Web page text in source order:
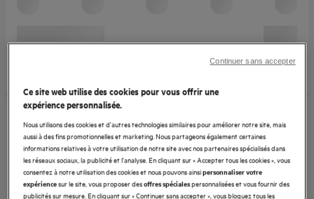
Ce site web utilise des cookies pour vous offrir une
expérience personnalisée.
Nous utilisons des cookies et d'autres technologies similaires pour améliorer notre site, mais
aussi à des fins promotionnelles et marketing. Nous partageons également certaines
informations relatives à votre utilisation de notre site avec nos partenaires spécialisés dans
les réseaux sociaux, la publicité et l'analyse. En cliquant sur « Accepter tous les cookies », vous
consentez à notre utilisation des cookies et nous pouvons ainsipersonnaliser votre
expériencesur le site, vous proposer desoffres spécialespersonnalisées et vous fournir des
publicités sur mesure. En cliquant sur « Continuer sans accepter », vous bloquez tous les
Continuer sans accepter